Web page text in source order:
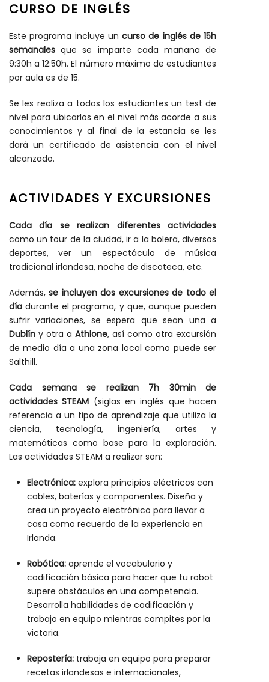
CURSO DE INGLÉS
Este programa incluye un curso de inglés de 15h
semanales que se imparte cada mañana de
9:30h a 12:50h. El número máximo de estudiantes
por aula es de 15.
Se les realiza a todos los estudiantes un test de
nivel para ubicarlos en el nivel más acorde a sus
conocimientos y al final de la estancia se les
dará un certificado de asistencia con el nivel
alcanzado.
ACTIVIDADES Y EXCURSIONES
Cada día se realizan diferentes actividades
como un tour de la ciudad, ir a la bolera, diversos
deportes, ver un espectáculo de música
tradicional irlandesa, noche de discoteca, etc.
Además,se incluyen dos excursiones de todo el
día durante el programa, y que, aunque pueden
sufrir variaciones, se espera que sean una a
Dublín y otra a Athlone, así como otra excursión
de medio día a una zona local como puede ser
Salthill.
Cada semana se realizan 7h 30min de
actividades STEAM (siglas en inglés que hacen
referencia a un tipo de aprendizaje que utiliza la
ciencia, tecnología, ingeniería, artes y
matemáticas como base para la exploración.
Las actividades STEAM a realizar son:
Electrónica: explora principios eléctricos con
cables, baterías y componentes. Diseña y
crea un proyecto electrónico para llevar a
casa como recuerdo de la experiencia en
Irlanda.
Robótica: aprende el vocabulario y
codificación básica para hacer que tu robot
supere obstáculos en una competencia.
Desarrolla habilidades de codificación y
trabajo en equipo mientras compites por la
victoria.
Repostería: trabaja en equipo para preparar
recetas irlandesas e internacionales,